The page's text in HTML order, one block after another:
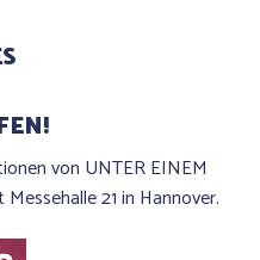
von UNTER EINEM
21 in Hannover.